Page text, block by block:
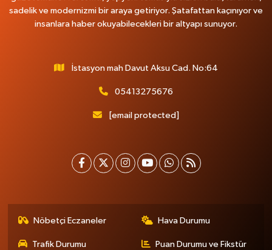
sadelik ve modernizmi bir araya getiriyor. Şatafattan kaçınıyor ve
insanlara haber okuyabilecekleri bir altyapı sunuyor.
İstasyon mah Davut Aksu Cad. No:64
05413275676
[email protected]
Nöbetçi Eczaneler Hava Durumu
Trafik Durumu Puan Durumu ve Fikstür